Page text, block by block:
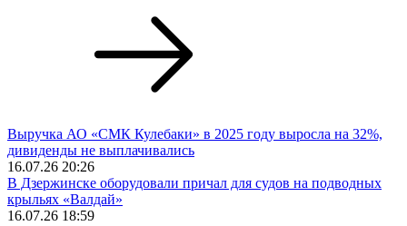
Выручка АО «СМК Кулебаки» в 2025 году выросла на 32%,
дивиденды не выплачивались
16.07.26 20:26
В Дзержинске оборудовали причал для судов на подводных
крыльях «Валдай»
16.07.26 18:59